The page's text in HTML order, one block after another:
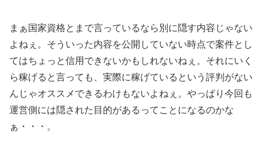
まぁ国家資格とまで言っているなら別に隠す内容じゃない
よねぇ。そういった内容を公開していない時点で案件とし
てはちょっと信用できないかもしれないねぇ。それにいく
ら稼げると言っても、実際に稼げているという評判がない
んじゃオススメできるわけもないよねぇ。やっぱり今回も
運営側には隠された目的があるってことになるのかな
ぁ・・・。